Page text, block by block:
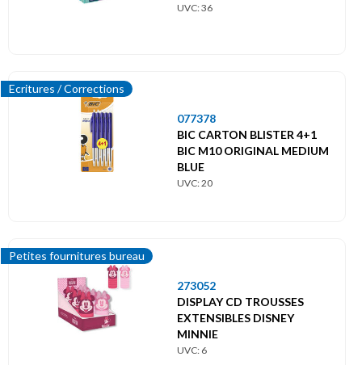
UVC: 36
Ecritures / Corrections
077378
BIC CARTON BLISTER 4+1
BIC M10 ORIGINAL MEDIUM
BLUE
UVC: 20
Petites fournitures bureau
273052
DISPLAY CD TROUSSES
EXTENSIBLES DISNEY
MINNIE
UVC: 6